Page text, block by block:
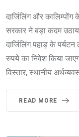
दार्जिलिंग और
सरकार ने बड़ा कदम
दार्जिलिंग पहाड़ के
रुपये का निवेश किया
विस्तार, स्थानीय
READ MORE